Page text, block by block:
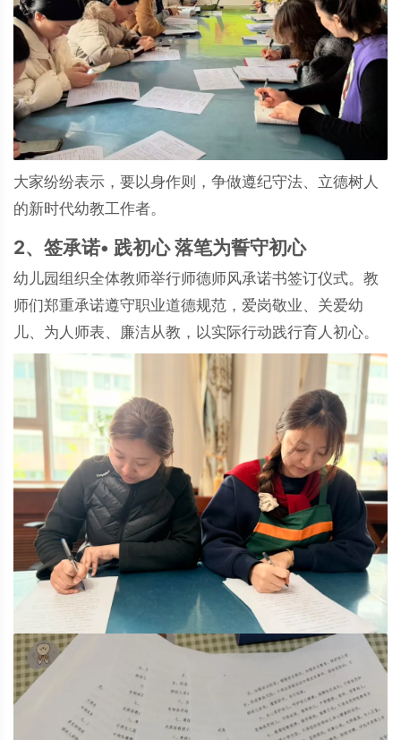
大家纷纷表示，要以身作则，争做遵纪守法、立德树人
的新时代幼教工作者。
2、签承诺• 践初心 落笔为誓守初心
幼儿园组织全体教师举行师德师风承诺书签订仪式。教
师们郑重承诺遵守职业道德规范，爱岗敬业、关爱幼
儿、为人师表、廉洁从教，以实际行动践行育人初心。